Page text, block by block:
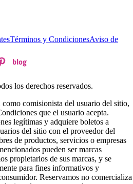
Términos y CondicionesAviso de
los derechos reservados.
como comisionista del usuario del sitio,
que el usuario acepta.
legítimas y adquiere boletos a
del sitio con el proveedor del
de productos, servicios o empresas
pueden ser marcas
propietarios de sus marcas, y se
para fines informativos y
Reservamos no comercializa